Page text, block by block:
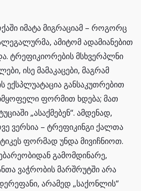
იმატა მიგრაციამ – როგორც
ამიტომ ადამიანებით
ტრეფიკიორების მსხვერპლნი
ისე მამაკაცები, მაგრამ
ექსპლუატაცია განსაკუთრებით
ფორმით ხდება; მათ
„ასაქმებენ“. ამდენად,
ვერსია – ტრეფიკინგი ქალთა
ფორმად უნდა მივიჩნიოთ.
გამომდინარე,
ვაჭრობის მარშრუტში არა
არამედ „საქონლის“